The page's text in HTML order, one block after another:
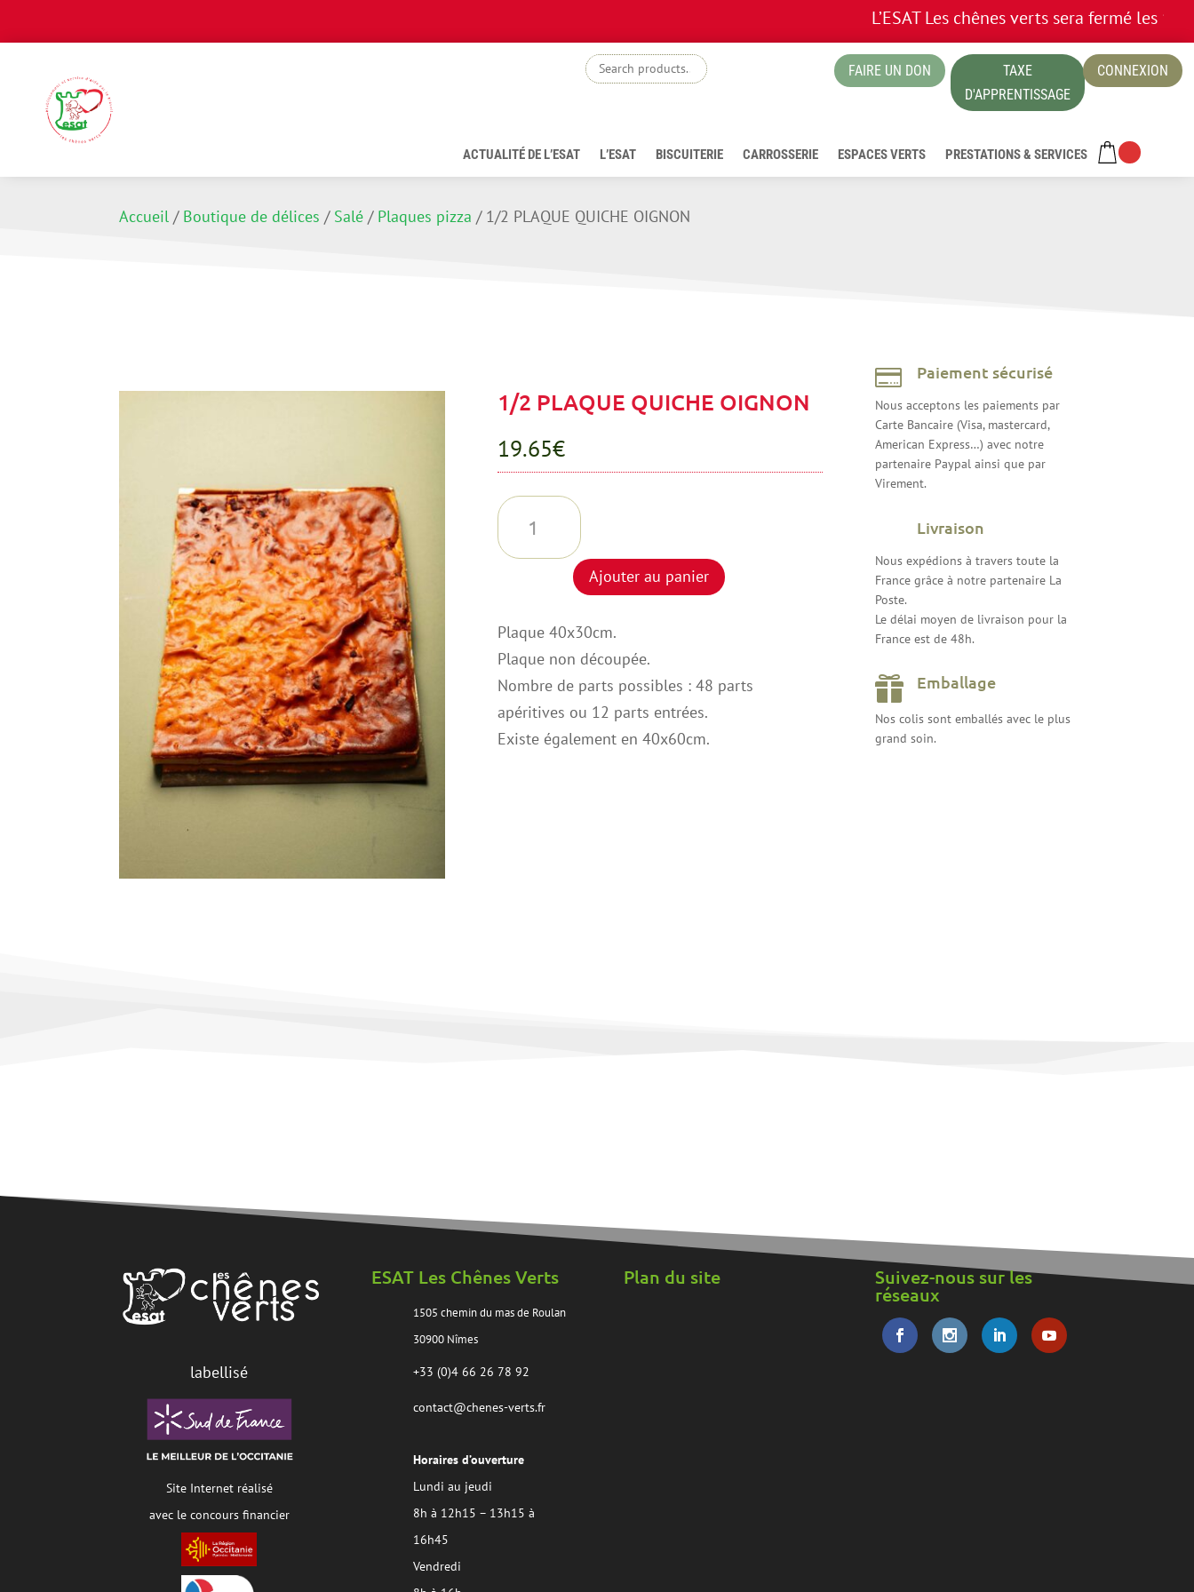
L’ESAT Les chênes verts sera fermé les 13
FAIRE UN DON
TAXE
D'APPRENTISSAGE
CONNEXION
ACTUALITÉ DE L’ESAT L’ESAT BISCUITERIE CARROSSERIE ESPACES VERTS PRESTATIONS & SERVICES
Accueil / Boutique de délices / Salé / Plaques pizza / 1/2 PLAQUE QUICHE OIGNON
1/2 PLAQUE QUICHE OIGNON
19.65€
quantité
de
1/2
OIGNON
Ajouter au panier
Plaque 40x30cm.
Plaque non découpée.
Nombre de parts possibles : 48 parts
apéritives ou 12 parts entrées.
Existe également en 40x60cm.
 Paiement sécurisé
Nous acceptons les paiements par
Carte Bancaire (Visa, mastercard,
American Express…) avec notre
partenaire Paypal ainsi que par
Virement.
Livraison
Nous expédions à travers toute la
France grâce à notre partenaire La
Poste.
Le délai moyen de livraison pour la
France est de 48h.
 Emballage
Nos colis sont emballés avec le plus
grand soin.
labellisé
Site Internet réalisé
avec le concours financier
ESAT Les Chênes Verts
1505 chemin du mas de Roulan
30900 Nîmes
+33 (0)4 66 26 78 92
contact@chenes-verts.fr
Horaires d’ouverture
Lundi au jeudi
8h à 12h15 – 13h15 à
16h45
Vendredi
Plan du site Suivez-nous sur les
réseaux